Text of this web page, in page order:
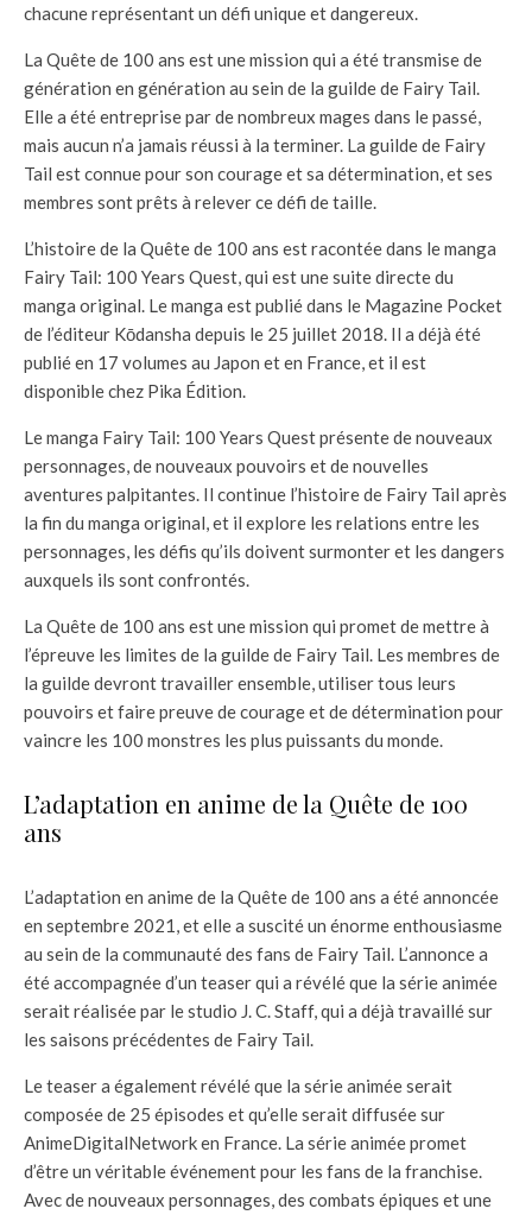
chacune représentant un défi unique et dangereux.
La Quête de 100 ans est une mission qui a été transmise de
génération en génération au sein de la guilde de Fairy Tail.
Elle a été entreprise par de nombreux mages dans le passé,
mais aucun n’a jamais réussi à la terminer. La guilde de Fairy
Tail est connue pour son courage et sa détermination, et ses
membres sont prêts à relever ce défi de taille.
L’histoire de la Quête de 100 ans est racontée dans le manga
Fairy Tail: 100 Years Quest, qui est une suite directe du
manga original. Le manga est publié dans le Magazine Pocket
de l’éditeur Kōdansha depuis le 25 juillet 2018. Il a déjà été
publié en 17 volumes au Japon et en France, et il est
disponible chez Pika Édition.
Le manga Fairy Tail: 100 Years Quest présente de nouveaux
personnages, de nouveaux pouvoirs et de nouvelles
aventures palpitantes. Il continue l’histoire de Fairy Tail après
la fin du manga original, et il explore les relations entre les
personnages, les défis qu’ils doivent surmonter et les dangers
auxquels ils sont confrontés.
La Quête de 100 ans est une mission qui promet de mettre à
l’épreuve les limites de la guilde de Fairy Tail. Les membres de
la guilde devront travailler ensemble, utiliser tous leurs
pouvoirs et faire preuve de courage et de détermination pour
vaincre les 100 monstres les plus puissants du monde.
L’adaptation en anime de la Quête de 100
ans
L’adaptation en anime de la Quête de 100 ans a été annoncée
en septembre 2021, et elle a suscité un énorme enthousiasme
au sein de la communauté des fans de Fairy Tail. L’annonce a
été accompagnée d’un teaser qui a révélé que la série animée
serait réalisée par le studio J. C. Staff, qui a déjà travaillé sur
les saisons précédentes de Fairy Tail.
Le teaser a également révélé que la série animée serait
composée de 25 épisodes et qu’elle serait diffusée sur
AnimeDigitalNetwork en France. La série animée promet
d’être un véritable événement pour les fans de la franchise.
Avec de nouveaux personnages, des combats épiques et une